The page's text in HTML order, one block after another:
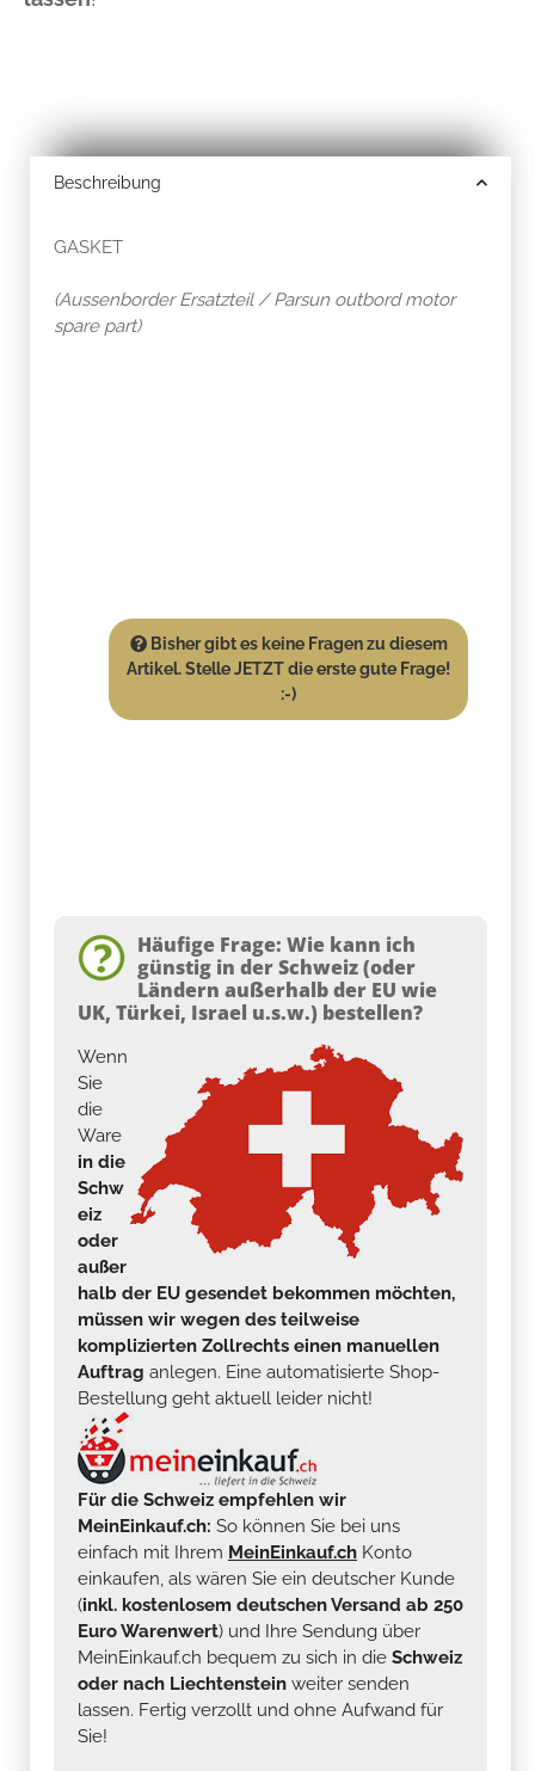
Beschreibung
GASKET
(Aussenborder Ersatzteil / Parsun outbord motor
spare part)
Bisher gibt es keine Fragen zu diesem
Artikel. Stelle JETZT die erste gute Frage!
:-)
Häufige Frage: Wie kann ich
günstig in der Schweiz (oder
Ländern außerhalb der EU wie
UK, Türkei, Israel u.s.w.) bestellen?
Wenn
Sie
die
Ware
in die
Schw
eiz
oder
außer
halb der EU gesendet bekommen möchten,
müssen wir wegen des teilweise
komplizierten Zollrechts einen manuellen
Auftrag anlegen. Eine automatisierte Shop-
Bestellung geht aktuell leider nicht!
Für die Schweiz empfehlen wir
MeinEinkauf.ch: So können Sie bei uns
einfach mit Ihrem MeinEinkauf.ch Konto
einkaufen, als wären Sie ein deutscher Kunde
(inkl. kostenlosem deutschen Versand ab 250
Euro Warenwert) und Ihre Sendung über
MeinEinkauf.ch bequem zu sich in die Schweiz
oder nach Liechtenstein weiter senden
lassen. Fertig verzollt und ohne Aufwand für
Sie!